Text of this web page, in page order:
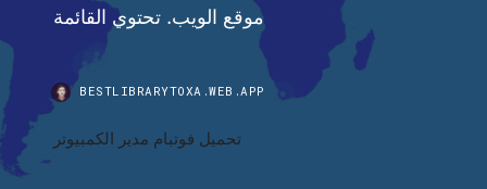
موقع الويب. تحتوي القائمة
BESTLIBRARYTOXA.WEB.APP
تحميل فوتبام مدير الكمبيوتر